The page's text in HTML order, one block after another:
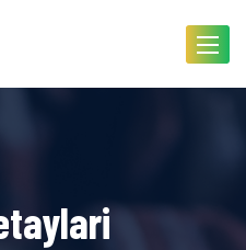
Toggle